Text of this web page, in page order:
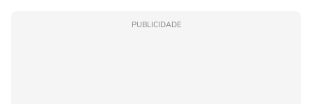
PUBLICIDADE